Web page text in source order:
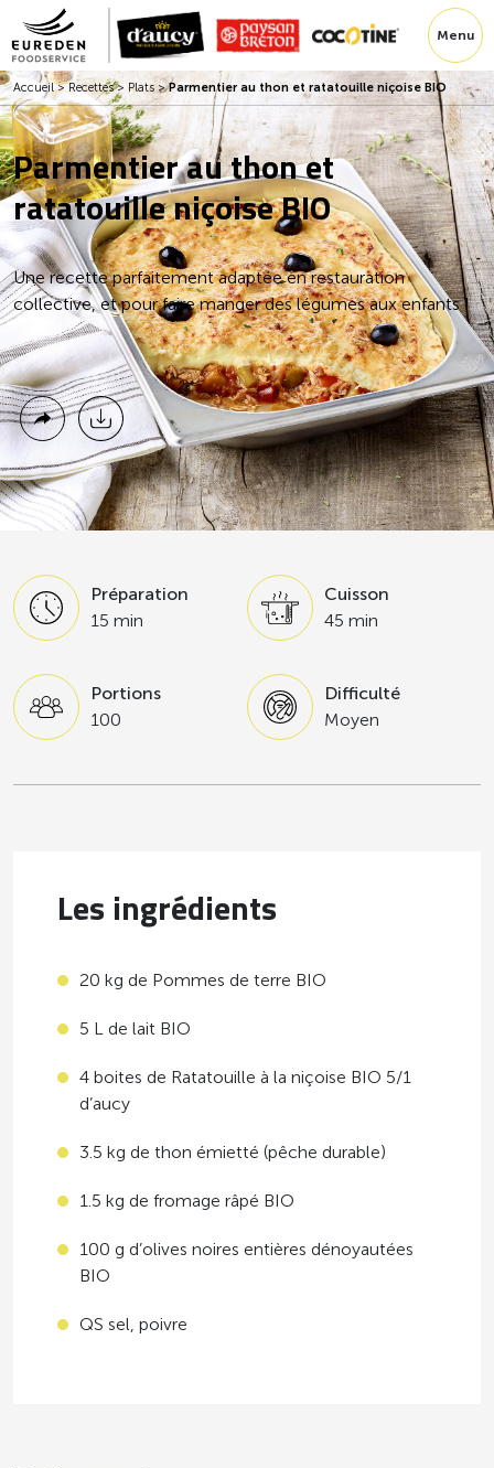
Menu
Accueil>Recettes> Plats>Parmentier au thon et ratatouille niçoise BIO
Parmentier au thon et
ratatouille niçoise BIO
Une recette parfaitement adaptée en restauration
collective, et pour faire manger des légumes aux enfants !
Préparation
15 min
Cuisson
45 min
Portions
100
Difficulté
Moyen
Les ingrédients
20 kg de Pommes de terre BIO
5 L de lait BIO
4 boites de Ratatouille à la niçoise BIO 5/1
d’aucy
3.5 kg de thon émietté (pêche durable)
1.5 kg de fromage râpé BIO
100 g d’olives noires entières dénoyautées
BIO
QS sel, poivre